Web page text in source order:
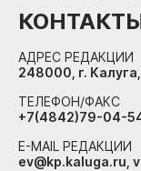
АДРЕС РЕДАКЦИИ
248000, г.
ТЕЛЕФОН/ФАКС
+7(4842)79-04-
E-MAIL РЕДАКЦИИ
ev@kp.kaluga.ru,